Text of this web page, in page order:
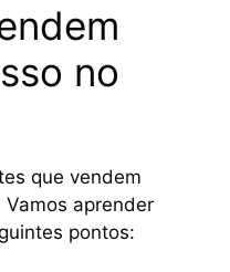
no
que vendem
Vamos aprender
pontos: